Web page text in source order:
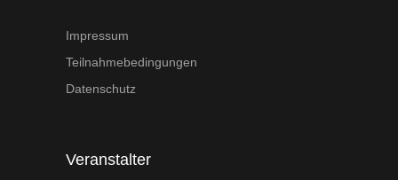
Impressum
Teilnahmebedingungen
Datenschutz
Veranstalter